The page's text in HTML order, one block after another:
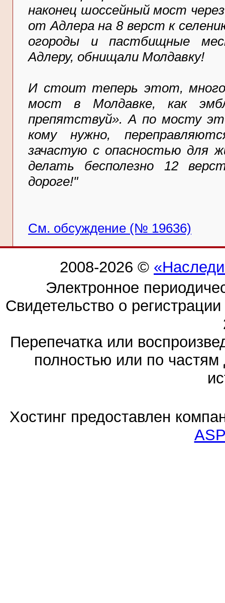
наконец шоссейный мост
от Адлера на 8 верст к
огороды и пастбищные
Адлеру, обнищали Молдавку!
И стоит теперь этот,
мост в Молдавке, как
препятствуй». А по мосту
кому нужно,
зачастую с опасностью для
делать бесполезно 12
дороге!"
См. обсуждение (№ 19636)
2008-2026 ©
Электронное
Свидетельство о
Перепечатка или
полностью или по частям
Хостинг предоставлен